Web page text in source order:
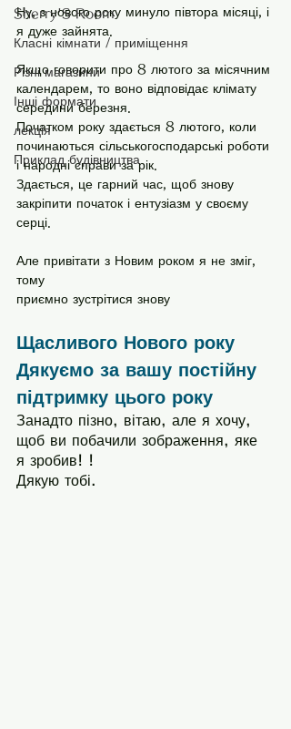
Sherry'S Room
Класні кімнати / приміщення
Різні магазини
Інші формати
лекція
Приклад будівництва
Ну, з нового року минуло півтора місяці, і
я дуже зайнята.
Якщо говорити про 8 лютого за місячним
календарем, то воно відповідає клімату
середини березня.
Початком року здається 8 лютого, коли
починаються сільськогосподарські роботи
і народні справи за рік.
Здається, це гарний час, щоб знову
закріпити початок і ентузіазм у своєму
серці.
Але привітати з Новим роком я не зміг,
тому
приємно зустрітися знову
Щасливого Нового року
Дякуємо за вашу постійну
підтримку цього року
Занадто пізно, вітаю, але я хочу,
щоб ви побачили зображення, яке
я зробив! !
Дякую тобі.